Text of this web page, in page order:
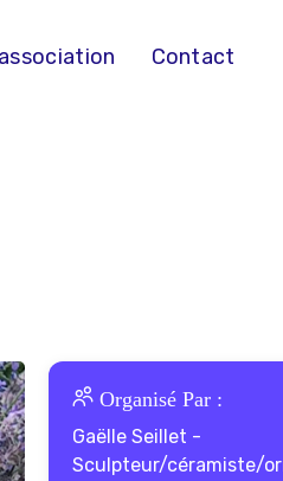
Contact
Organisé Par :
Gaëlle Seillet -
Sculpteur/céramiste/